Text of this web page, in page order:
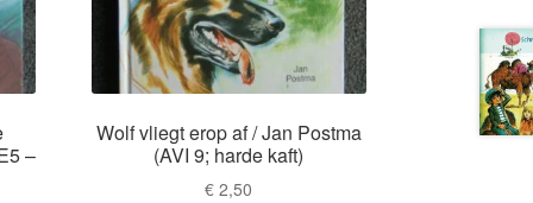
–
Wolf vliegt erop af / Jan Postma
(AVI 9; harde kaft)
€ 2,50